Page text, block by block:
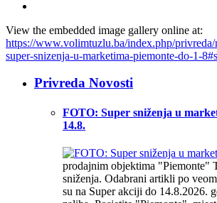
View the embedded image gallery online at:
https://www.volimtuzlu.ba/index.php/
super-snizenja-u-marketima-piemonte-do-1-
Privreda Novosti
FOTO: Super sniženja u
14.8.
prodajnim objektima "Piemonte"
sniženja. Odabrani artikli po
su na Super akciji do 14.8.2026.